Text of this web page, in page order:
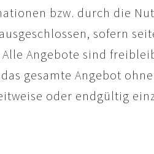
bzw. durch die
sofern
Angebote sind
gesamte Angebot
oder endgültig